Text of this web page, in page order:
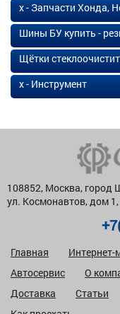
х - Запчасти Хонда,
Шины БУ купить -
Щётки
х - Инструмент
108852, Москва, город
ул. Космонавтов, дом 1,
Главная Интернет-
Автосервис
О
Доставка
Статьи